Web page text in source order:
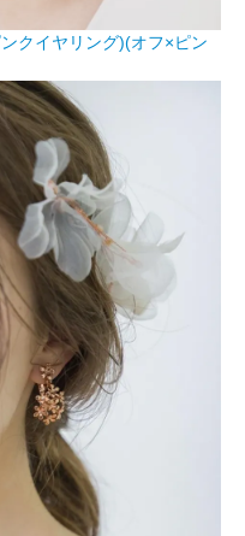
クイヤリング)(オフ×ピン